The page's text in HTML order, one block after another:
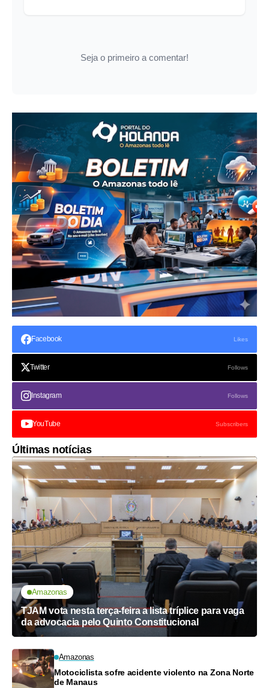
Seja o primeiro a comentar!
Facebook Likes
Twitter Follows
Instagram Follows
YouTube Subscribers
Últimas notícias
Amazonas
TJAM vota nesta terça-feira a lista tríplice para vaga
da advocacia pelo Quinto Constitucional
Amazonas
Motociclista sofre acidente violento na Zona Norte
de Manaus